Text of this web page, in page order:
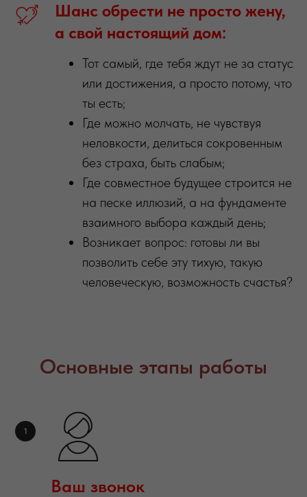
Шанс обрести не просто жену,
а свой настоящий дом:
Тот самый, где тебя ждут не за статус
или достижения, а просто потому, что
ты есть;
Где можно молчать, не чувствуя
неловкости, делиться сокровенным
без страха, быть слабым;
Где совместное будущее строится не
на песке иллюзий, а на фундаменте
взаимного выбора каждый день;
Возникает вопрос: готовы ли вы
позволить себе эту тихую, такую
человеческую, возможность счастья?
Основные этапы работы
Ваш звонок